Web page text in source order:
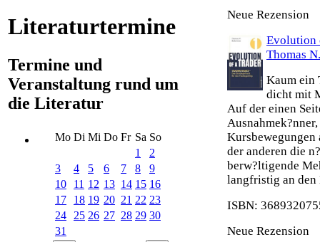
Literaturtermine
Termine und
Veranstaltung rund um
die Literatur
Mo Di Mi Do Fr Sa So
1
2
3
4 5 6 7 8
9
10
11 12 13 14 15 16
17
18 19 20 21 22 23
24
25 26 27 28 29 30
31
Neue Rezension
Evolution
Thomas
Kaum ein
dicht mit
Auf der einen
der anderen die
berw?ltigende
langfristig an den
ISBN:
Neue Rezension